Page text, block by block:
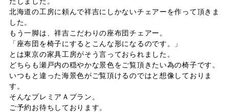
北海道の工房に頼んで祥吉にしかないチェアーを作って頂きま
した。
もう一脚は、祥吉こだわりの座布団チェアー。
「座布団を椅子にするとこんな形になるのです。」
とは東京の家具工房がそう言っておられました。
どちらも瀬戸内の穏やかな景色をご覧頂きたい為の椅子です。
いつもと違った海景色がご覧頂けるのではと想像しておりま
す。
そんなプレミアＡプラン。
ご予約お待ちしております。